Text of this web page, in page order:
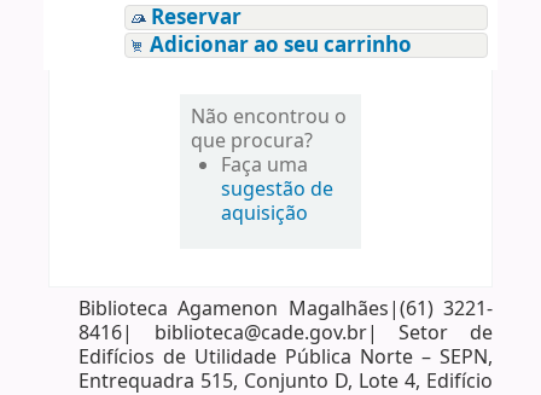
Reservar
Adicionar ao seu carrinho
Não encontrou o
que procura?
Faça uma
sugestão de
aquisição
Biblioteca Agamenon Magalhães|(61) 3221-
8416| biblioteca@cade.gov.br| Setor de
Edifícios de Utilidade Pública Norte – SEPN,
Entrequadra 515, Conjunto D, Lote 4, Edifício